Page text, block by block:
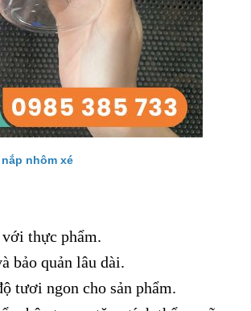
nhôm xé
với thực phẩm.
bảo quản lâu dài.
tươi ngon cho sản phẩm.
NẮP ĐẬY